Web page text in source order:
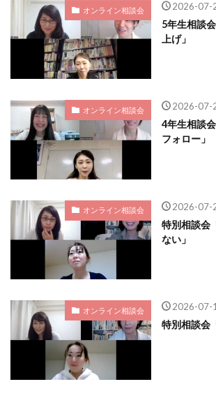
オンライン相談会 2026-07-
5年生相談
上げ」
オンライン相談会 2026-07-
4年生相談
フォロー」
オンライン相談会 2026-07-
特別相談会
ない」
オンライン相談会 2026-07-
特別相談会